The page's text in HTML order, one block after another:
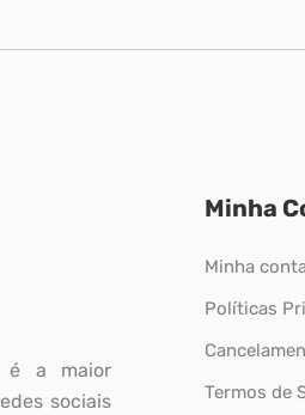
é a maior
sociais
Minha
Minha
Políticas
Termos de